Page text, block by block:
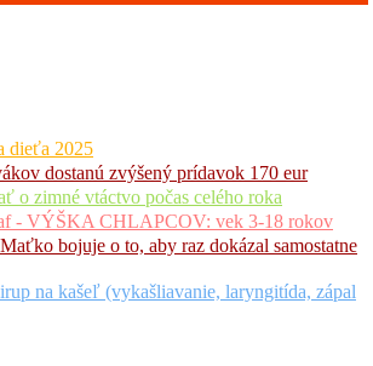
dieťa 2025
dostanú zvýšený prídavok 170 eur
o zimné vtáctvo počas celého roka
- VÝŠKA CHLAPCOV: vek 3-18 rokov
bojuje o to, aby raz dokázal samostatne
na kašeľ (vykašliavanie, laryngitída, zápal